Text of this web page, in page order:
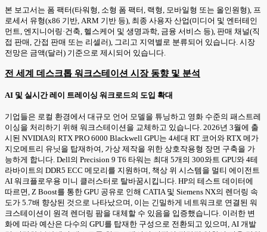
본 보고서는 폼 팩터(타워형, 소형 폼 팩터, 랙형, 모바일형 또는 올인원형), 프
로세서 유형(x86 기반, ARM 기반 등), 최종 사용자 산업(미디어 및 엔터테인
먼트, 엔지니어링·건축, 헬스케어 및 생명과학, 금융 서비스 등), 판매 채널(직
접 판매, 간접 판매 또는 리셀러), 그리고 지역별로 분류되어 있습니다. 시장
전망은 금액(달러) 기준으로 제시되어 있습니다.
전 세계 데스크톱 워크스테이션 시장 동향 및 분석
AI 및 실시간 레이 트레이싱 워크로드의 도입 확대
기업들은 로컬 환경에서 대규모 언어 모델을 튜닝하고 영화 수준의 패스트레
이싱을 처리하기 위해 워크스테이션을 교체하고 있습니다. 2026년 3월에 출
시된 NVIDIA의 RTX PRO 6000 Blackwell GPU는 4세대 RT 코어와 RTX 메가
지오메트리 유닛을 탑재하여, 가상 제작을 위한 상호작용형 장면 구축을 가
능하게 합니다. Dell의 Precision 9 T6 타워는 최대 5개의 300와트 GPU와 4테
라바이트의 DDR5 ECC 메모리를 지원하며, 책상 위 시스템을 멀티 에이전트
AI 워크플로우용 미니 클러스터로 탈바꿈시킵니다. HP의 테스트 데이터에
따르면, Z Boost를 통한 GPU 공유로 인해 CATIA 및 Siemens NX의 렌더링 속
도가 5.7배 향상된 것으로 나타났으며, 이는 긴밀하게 네트워크로 연결된 워
크스테이션이 원격 렌더링 팜을 대체할 수 있음을 입증했습니다. 이러한 변
화에 따라 예산은 다수의 GPU를 탑재한 구성으로 전환되고 있으며, AI 개발